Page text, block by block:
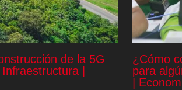
de la 5G
|
¿Cómo
para
|